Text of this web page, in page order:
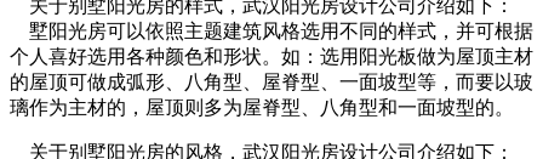
关于别墅阳光房的样式，武汉阳光房设计公司介绍如下：
墅阳光房可以依照主题建筑风格选用不同的样式，并可根据
个人喜好选用各种颜色和形状。如：选用阳光板做为屋顶主材
的屋顶可做成弧形、八角型、屋脊型、一面坡型等，而要以玻
璃作为主材的，屋顶则多为屋脊型、八角型和一面坡型的。
关于别墅阳光房的风格，武汉阳光房设计公司介绍如下：